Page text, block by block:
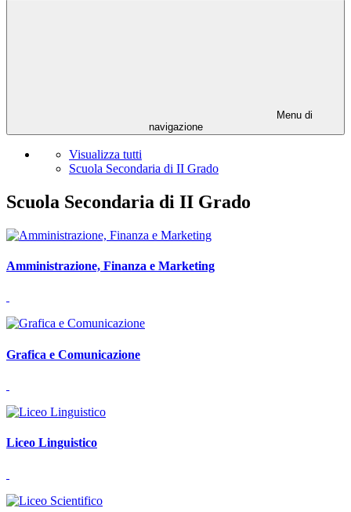
Menu di
navigazione
Visualizza tutti
Scuola Secondaria di II Grado
Scuola Secondaria di II Grado
Amministrazione, Finanza e Marketing
Grafica e Comunicazione
Liceo Linguistico